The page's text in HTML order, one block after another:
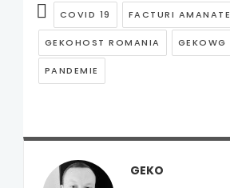
COVID 19 FACTURI AMANATE
GEKOHOST ROMANIA GEKOWG
PANDEMIE
GEKO